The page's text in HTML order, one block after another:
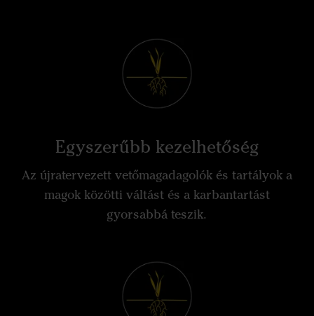
Egyszerűbb kezelhetőség
Az újratervezett vetőmagadagolók és tartályok a
magok közötti váltást és a karbantartást
gyorsabbá teszik.